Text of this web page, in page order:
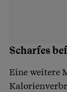
Scharfes
Eine weitere